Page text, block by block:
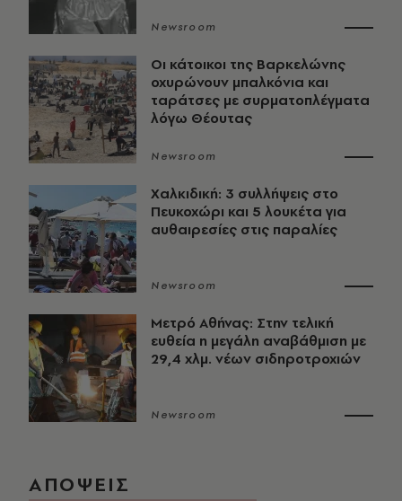
Newsroom
Οι κάτοικοι της Βαρκελώνης
οχυρώνουν μπαλκόνια και
ταράτσες με συρματοπλέγματα
λόγω Θέουτας
Newsroom
Χαλκιδική: 3 συλλήψεις στο
Πευκοχώρι και 5 λουκέτα για
αυθαιρεσίες στις παραλίες
Newsroom
Μετρό Αθήνας: Στην τελική
ευθεία η μεγάλη αναβάθμιση με
29,4 χλμ. νέων σιδηροτροχιών
Newsroom
ΑΠΟΨΕΙΣ